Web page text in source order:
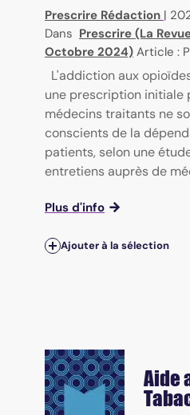
Prescrire Rédaction |
Dans Prescrire (La
Octobre 2024) Article :
L'addiction aux
une prescription initiale
médecins traitants ne
conscients de la
patients, selon une
entretiens auprès de
Plus d'info
Ajouter à la sélection
Aide